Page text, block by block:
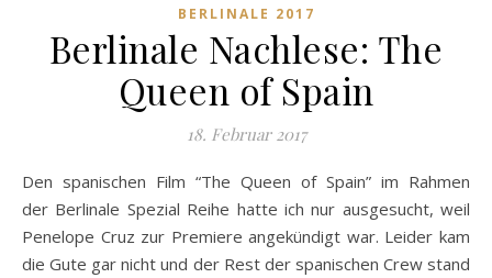
BERLINALE 2017
Berlinale Nachlese: The
Queen of Spain
18. Februar 2017
Den spanischen Film “The Queen of Spain” im Rahmen
der Berlinale Spezial Reihe hatte ich nur ausgesucht, weil
Penelope Cruz zur Premiere angekündigt war. Leider kam
die Gute gar nicht und der Rest der spanischen Crew stand